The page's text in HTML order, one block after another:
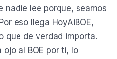
nadie lee porque, seamos
eso llega HoyAiBOE,
que de verdad importa.
al BOE por ti, lo